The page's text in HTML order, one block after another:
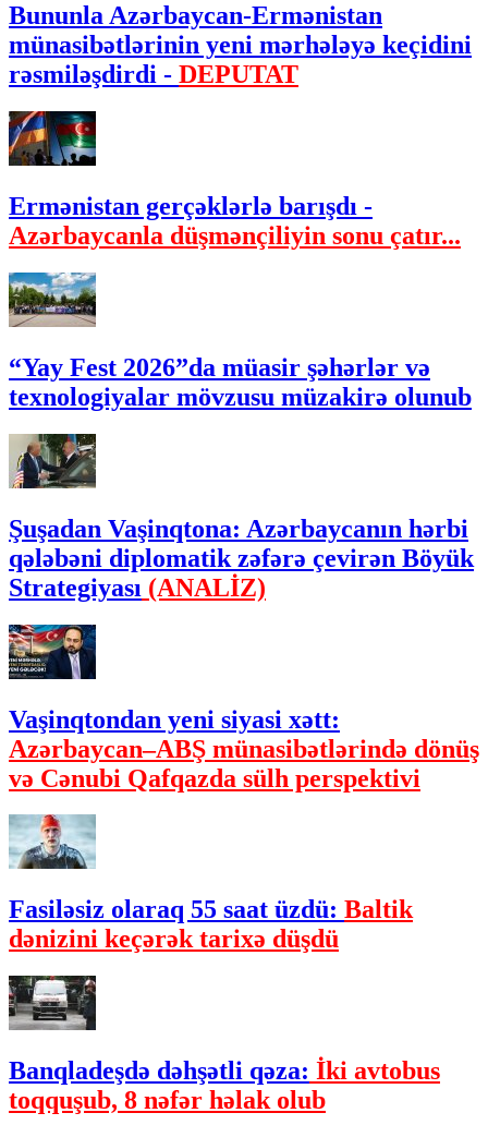
Bununla Azərbaycan-Ermənistan
münasibətlərinin yeni mərhələyə keçidini
rəsmiləşdirdi - DEPUTAT
Ermənistan gerçəklərlə barışdı -
Azərbaycanla düşmənçiliyin sonu çatır...
“Yay Fest 2026”da müasir şəhərlər və
texnologiyalar mövzusu müzakirə olunub
Şuşadan Vaşinqtona: Azərbaycanın hərbi
qələbəni diplomatik zəfərə çevirən Böyük
Strategiyası (ANALİZ)
Vaşinqtondan yeni siyasi xətt:
Azərbaycan–ABŞ münasibətlərində dönüş
və Cənubi Qafqazda sülh perspektivi
Fasiləsiz olaraq 55 saat üzdü: Baltik
dənizini keçərək tarixə düşdü
Banqladeşdə dəhşətli qəza: İki avtobus
toqquşub, 8 nəfər həlak olub